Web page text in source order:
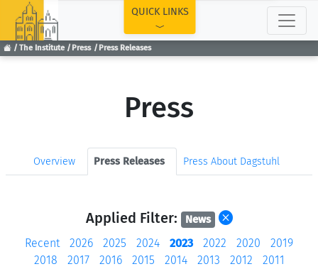
The Institute Press Press Releases
QUICK LINKS
Press
Overview Press Releases Press About Dagstuhl
Applied Filter: News
Recent 2026 2025 2024 2023 2022 2020
2019
2018
2017 2016 2015 2014 2013 2012
2011